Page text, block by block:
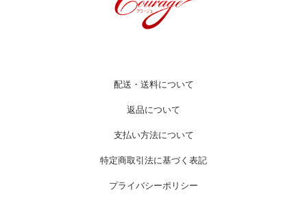
配送・送料について
返品について
支払い方法について
特定商取引法に基づく表記
プライバシーポリシー